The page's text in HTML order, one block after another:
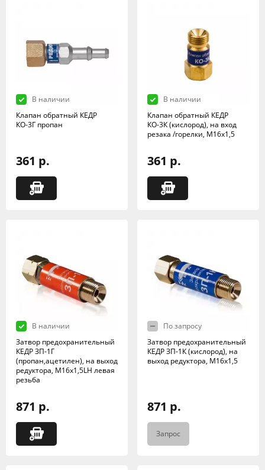
В наличии
Клапан обратный КЕДР
КО-3Г пропан
361 р.
В наличии
Клапан обратный КЕДР
КО-3К (кислород), на вход
резака /горелки, М16х1,5
361 р.
В наличии
Затвор предохранительный
КЕДР ЗП-1Г
(пропан,ацетилен), на выход
редуктора, М16х1,5LH левая
резьба
871 р.
По запросу
Затвор предохранительный
КЕДР ЗП-1К (кислород), на
выход редуктора, М16х1,5
871 р.
Запрос